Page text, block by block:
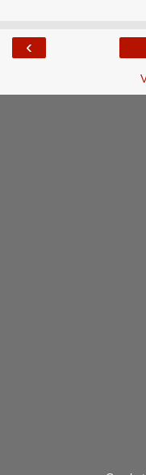
‹